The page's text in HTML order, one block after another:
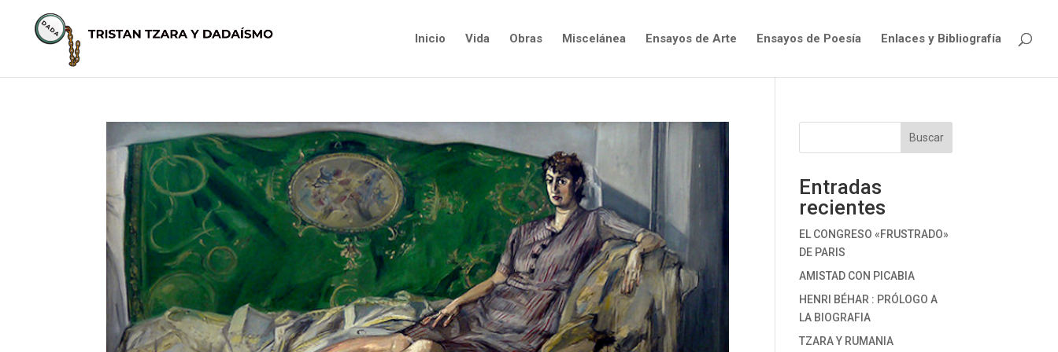
Inicio Vida Obras Miscelánea Ensayos de Arte Ensayos de Poesía Enlaces y Bibliografía
Buscar
Entradas
recientes
EL CONGRESO «FRUSTRADO»
DE PARIS
AMISTAD CON PICABIA
HENRI BÉHAR : PRÓLOGO A
LA BIOGRAFIA
TZARA Y RUMANIA